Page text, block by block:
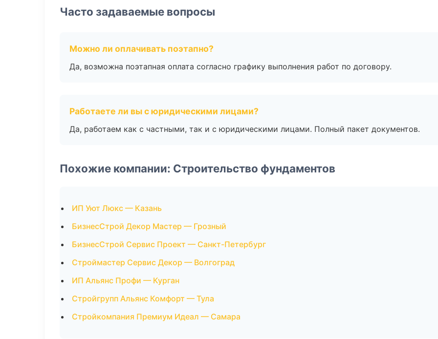
Часто задаваемые вопросы
Можно ли оплачивать поэтапно?
Да, возможна поэтапная оплата согласно графику выполнения работ по договору.
Работаете ли вы с юридическими лицами?
Да, работаем как с частными, так и с юридическими лицами. Полный пакет документов.
Похожие компании: Строительство фундаментов
ИП Уют Люкс — Казань
БизнесСтрой Декор Мастер — Грозный
БизнесСтрой Сервис Проект — Санкт-Петербург
Строймастер Сервис Декор — Волгоград
ИП Альянс Профи — Курган
Стройгрупп Альянс Комфорт — Тула
Стройкомпания Премиум Идеал — Самара